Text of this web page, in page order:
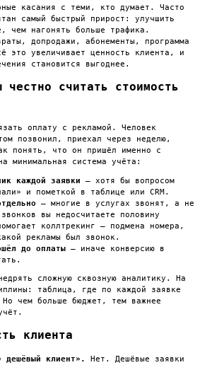
касания с теми, кто думает. Часто
самый быстрый прирост: улучшить
чем нагонять больше трафика.
допродажи, абонементы, программа
это увеличивает ценность клиента, и
становится выгоднее.
считать стоимость
оплату с рекламой. Человек
позвонил, приехал через неделю,
понять, что он пришёл именно с
минимальная система учёта:
каждой заявки — хотя бы вопросом
и пометкой в таблице или CRM.
— многие в услугах звонят, а не
вы недосчитаете половину
коллтрекинг — подмена номера,
рекламы был звонок.
до оплаты — иначе конверсию в
сложную сквозную аналитику. На
таблица, где по каждой заявке
чем больше бюджет, тем важнее
клиента
дешёвый клиент».
Нет. Дешёвые заявки